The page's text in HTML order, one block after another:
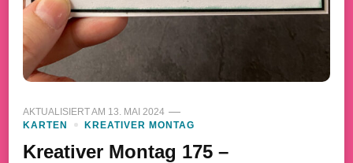
AKTUALISIERT AM 13. MAI 2024
KARTEN
KREATIVER MONTAG
Kreativer Montag 175 –